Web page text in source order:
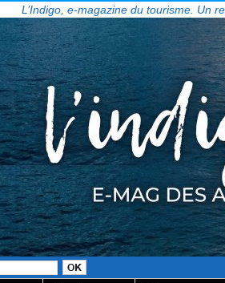
L’Indigo, e-magazine du tourisme. Un